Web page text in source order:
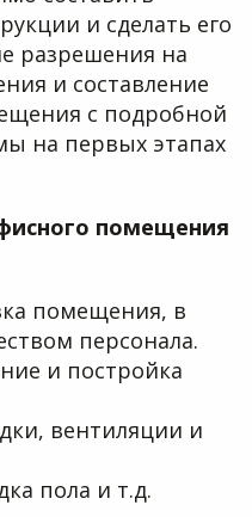
и сделать его
разрешения на
и составление
с подробной
на первых этапах
помещения
помещения, в
персонала.
и постройка
вентиляции и
пола и т.д.